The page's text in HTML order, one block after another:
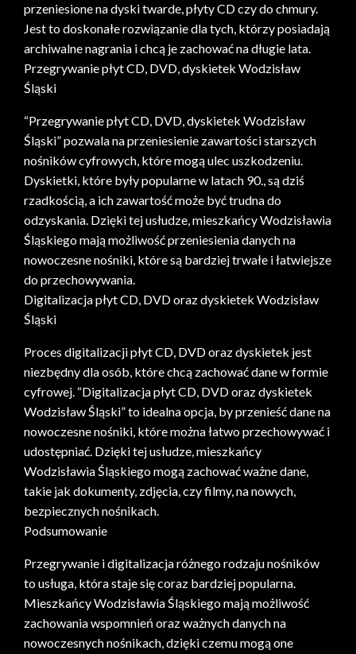
przeniesione na dyski twarde, płyty CD czy do chmury.
Jest to doskonałe rozwiązanie dla tych, którzy posiadają
archiwalne nagrania i chcą je zachować na długie lata.
Przegrywanie płyt CD, DVD, dyskietek Wodzisław
Śląski
“Przegrywanie płyt CD, DVD, dyskietek Wodzisław
Śląski” pozwala na przeniesienie zawartości starszych
nośników cyfrowych, które mogą ulec uszkodzeniu.
Dyskietki, które były popularne w latach 90., są dziś
rzadkością, a ich zawartość może być trudna do
odzyskania. Dzięki tej usłudze, mieszkańcy Wodzisławia
Śląskiego mają możliwość przeniesienia danych na
nowoczesne nośniki, które są bardziej trwałe i łatwiejsze
do przechowywania.
Digitalizacja płyt CD, DVD oraz dyskietek Wodzisław
Śląski
Proces digitalizacji płyt CD, DVD oraz dyskietek jest
niezbędny dla osób, które chcą zachować dane w formie
cyfrowej. “Digitalizacja płyt CD, DVD oraz dyskietek
Wodzisław Śląski” to idealna opcja, by przenieść dane na
nowoczesne nośniki, które można łatwo przechowywać i
udostępniać. Dzięki tej usłudze, mieszkańcy
Wodzisławia Śląskiego mogą zachować ważne dane,
takie jak dokumenty, zdjęcia, czy filmy, na nowych,
bezpiecznych nośnikach.
Podsumowanie
Przegrywanie i digitalizacja różnego rodzaju nośników
to usługa, która staje się coraz bardziej popularna.
Mieszkańcy Wodzisławia Śląskiego mają możliwość
zachowania wspomnień oraz ważnych danych na
nowoczesnych nośnikach, dzięki czemu mogą one